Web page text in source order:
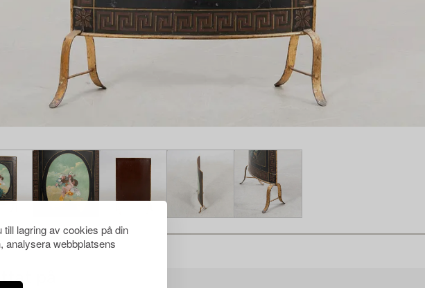
lagring av cookies på din
analysera webbplatsens
på